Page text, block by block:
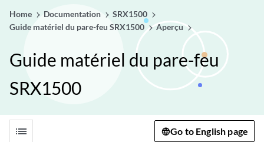
Home Documentation
SRX1500
Guide matériel du pare-feu SRX1500
Aperçu
Guide matériel du pare-feu
SRX1500
list Go to English page